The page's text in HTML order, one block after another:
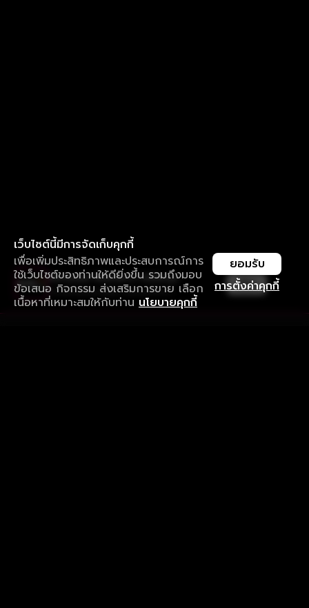
เว็บไซต์นี้มีการจัดเก็บคุกกี้
เพื่อเพิ่มประสิทธิภาพและประสบการณ์การ
ใช้เว็บไซต์ของท่านให้ดียิ่งขึ้น รวมถึงมอบ
ข้อเสนอ กิจกรรม ส่งเสริมการขาย เลือก
เนื้อหาที่เหมาะสมให้กับท่าน นโยบายคุกกี้
การตั้งค่าคุกกี้
ยอมรับ
ใช้งานแอป ลื่นไหลกว่า ไม่มีสะดุด
ดาวน์โหลดแอปเพื่อการรับชมที่ดีกว่า เปิด